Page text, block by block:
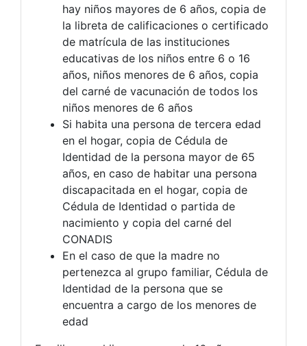
hay niños mayores de 6 años, copia de
la libreta de calificaciones o certificado
de matrícula de las instituciones
educativas de los niños entre 6 o 16
años, niños menores de 6 años, copia
del carné de vacunación de todos los
niños menores de 6 años
Si habita una persona de tercera edad
en el hogar, copia de Cédula de
Identidad de la persona mayor de 65
años, en caso de habitar una persona
discapacitada en el hogar, copia de
Cédula de Identidad o partida de
nacimiento y copia del carné del
CONADIS
En el caso de que la madre no
pertenezca al grupo familiar, Cédula de
Identidad de la persona que se
encuentra a cargo de los menores de
edad